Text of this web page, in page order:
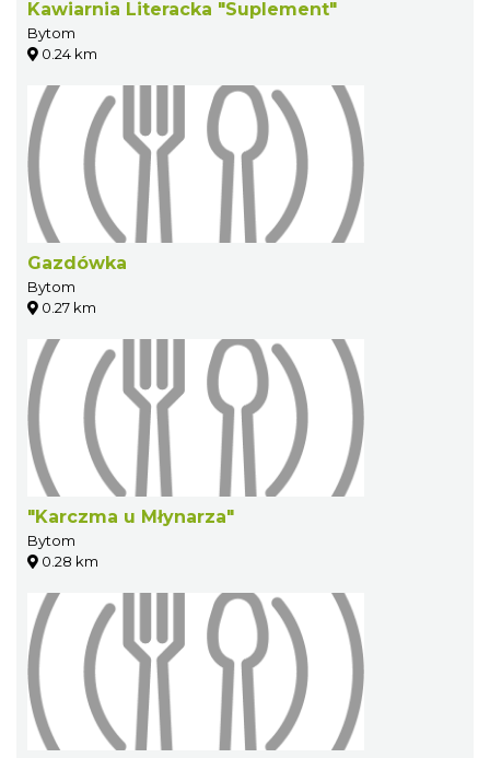
Kawiarnia Literacka "Suplement"
Bytom
0.24 km
Gazdówka
Bytom
0.27 km
"Karczma u Młynarza"
Bytom
0.28 km